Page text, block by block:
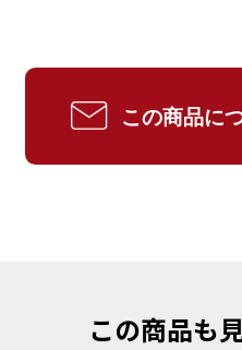
この商品に
この商品も